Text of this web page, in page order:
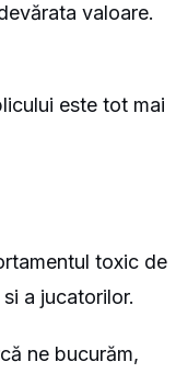
valoare.
este tot mai
toxic de
a jucatorilor.
ne bucurăm,